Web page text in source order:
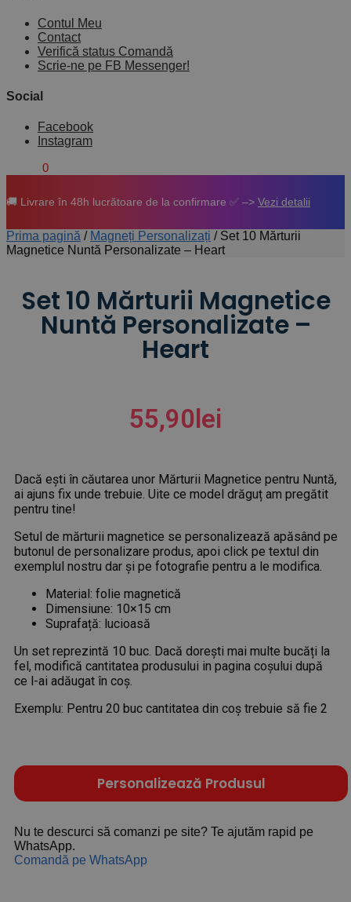
Contul Meu
Contact
Verifică status Comandă
Scrie-ne pe FB Messenger!
Social
Facebook
Instagram
0
🚚 Livrare în 48h lucrătoare de la confirmare ✅ –> Vezi detalii
Prima pagină / Magneți Personalizați / Set 10 Mărturii
Magnetice Nuntă Personalizate – Heart
Set 10 Mărturii Magnetice
Nuntă Personalizate –
Heart
55,90lei
Dacă ești în căutarea unor Mărturii Magnetice pentru Nuntă,
ai ajuns fix unde trebuie. Uite ce model drăguț am pregătit
pentru tine!
Setul de mărturii magnetice se personalizează apăsând pe
butonul de personalizare produs, apoi click pe textul din
exemplul nostru dar și pe fotografie pentru a le modifica.
Material: folie magnetică
Dimensiune: 10×15 cm
Suprafață: lucioasă
Un set reprezintă 10 buc. Dacă dorești mai multe bucăți la
fel, modifică cantitatea produsului in pagina coșului după
ce l-ai adăugat în coș.
Exemplu: Pentru 20 buc cantitatea din coș trebuie să fie 2
Personalizează Produsul
Nu te descurci să comanzi pe site? Te ajutăm rapid pe
WhatsApp.
Comandă pe WhatsApp